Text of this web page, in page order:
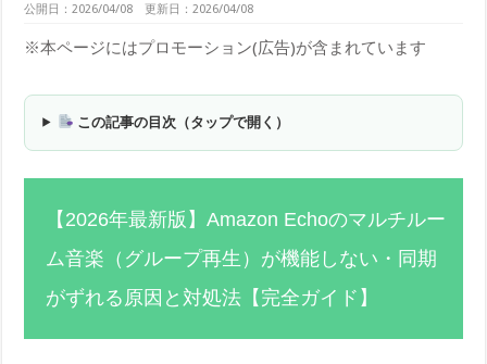
公開日：2026/04/08 更新日：2026/04/08
※本ページにはプロモーション(広告)が含まれています
この記事の目次（タップで開く）
【2026年最新版】Amazon Echoのマルチルー
ム音楽（グループ再生）が機能しない・同期
がずれる原因と対処法【完全ガイド】